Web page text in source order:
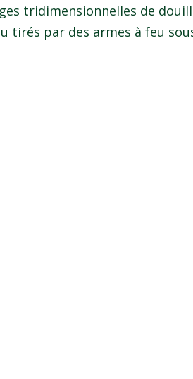
tridimensionnelles de
tirés par des armes à feu